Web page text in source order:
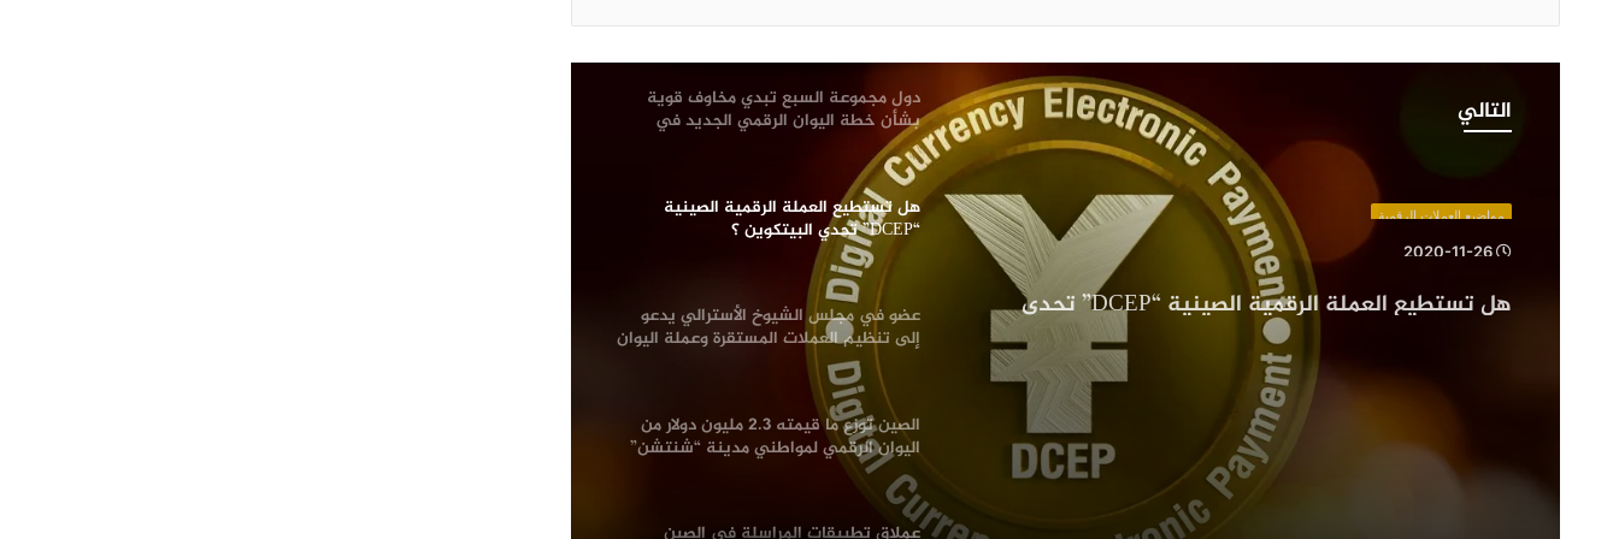
التالي
“DCEP”
البيتكوين
مواضيع العملات الرقمية
2020-11-26
هل تستطيع العملة الرقمية الصينية “DCEP” تحدي
البيتكوين ؟
دول مجموعة السبع تبدي مخاوف قوية
بشأن خطة اليوان الرقمي الجديد في
الصين؟
هل تستطيع العملة الرقمية الصينية
“DCEP” تحدي البيتكوين ؟
عضو في مجلس الشيوخ الأسترالي يدعو
إلى تنظيم العملات المستقرة وعملة اليوان
الرقمي بشكل عاجل
الصين توزع ما قيمته 2.3 مليون دولار من
اليوان الرقمي لمواطني مدينة “شنتشن”